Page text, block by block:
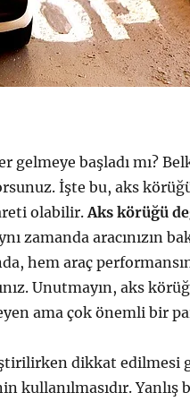
gelmeye başladı mı?
İşte bu, aks
olabilir.Aks körüğü
zamanda aracınızın
hem araç
Unutmayın, aks
ama çok önemli bir
dikkat edilmesi
kullanılmasıdır. Yanlış